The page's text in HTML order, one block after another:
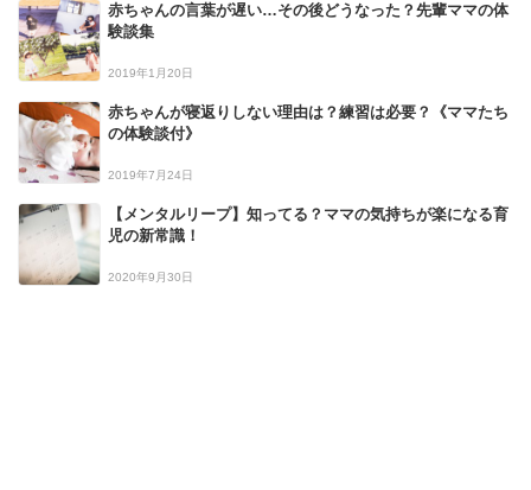
赤ちゃんの言葉が遅い…その後どうなった？先輩ママの体
験談集
2019年1月20日
赤ちゃんが寝返りしない理由は？練習は必要？《ママたち
の体験談付》
2019年7月24日
【メンタルリープ】知ってる？ママの気持ちが楽になる育
児の新常識！
2020年9月30日